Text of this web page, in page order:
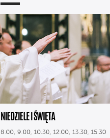
NIEDZIELE I ŚWIĘTA
8.00, 9.00, 10.30, 12.00, 13.30, 15.30